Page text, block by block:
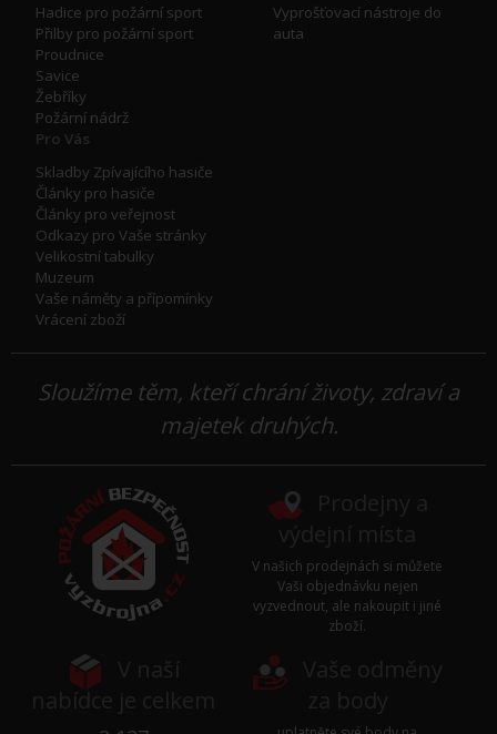
Hadice pro požární sport
Přilby pro požární sport
Proudnice
Savice
Žebříky
Požární nádrž
Vyprošťovací nástroje do
auta
Pro Vás
Skladby Zpívajícího hasiče
Články pro hasiče
Články pro veřejnost
Odkazy pro Vaše stránky
Velikostní tabulky
Muzeum
Vaše náměty a přípomínky
Vrácení zboží
Sloužíme těm, kteří chrání životy, zdraví a
majetek druhých.
V našich prodejnách si můžete
Vaši objednávku nejen
vyzvednout, ale nakoupit i jiné
zboží.